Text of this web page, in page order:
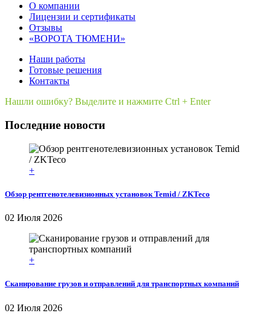
О компании
Лицензии и сертификаты
Отзывы
«ВОРОТА ТЮМЕНИ»
Наши работы
Готовые решения
Контакты
Нашли ошибку? Выделите и нажмите Ctrl + Enter
Последние новости
+
Обзор рентгенотелевизионных установок Temid / ZKTeco
02 Июля 2026
+
Сканирование грузов и отправлений для транспортных компаний
02 Июля 2026